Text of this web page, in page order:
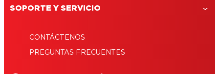
SOPORTE Y SERVICIO
CONTÁCTENOS
PREGUNTAS FRECUENTES